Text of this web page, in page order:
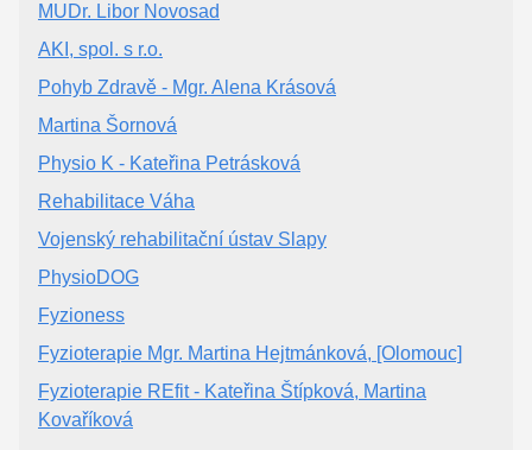
MUDr. Libor Novosad
AKI, spol. s r.o.
Pohyb Zdravě - Mgr. Alena Krásová
Martina Šornová
Physio K - Kateřina Petrásková
Rehabilitace Váha
Vojenský rehabilitační ústav Slapy
PhysioDOG
Fyzioness
Fyzioterapie Mgr. Martina Hejtmánková, [Olomouc]
Fyzioterapie REfit - Kateřina Štípková, Martina
Kovaříková